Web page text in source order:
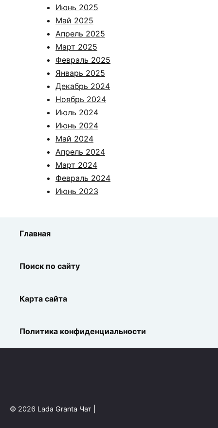
Июнь 2025
Май 2025
Апрель 2025
Март 2025
Февраль 2025
Январь 2025
Декабрь 2024
Ноябрь 2024
Июль 2024
Июнь 2024
Май 2024
Апрель 2024
Март 2024
Февраль 2024
Июнь 2023
Главная
Поиск по сайту
Карта сайта
Политика конфиденциальности
© 2026 Lada Granta Чат |